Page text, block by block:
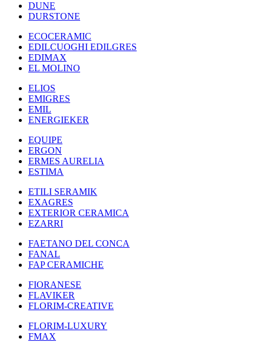
DUNE
DURSTONE
ECOCERAMIC
EDILCUOGHI EDILGRES
EDIMAX
EL MOLINO
ELIOS
EMIGRES
EMIL
ENERGIEKER
EQUIPE
ERGON
ERMES AURELIA
ESTIMA
ETILI SERAMIK
EXAGRES
EXTERIOR CERAMICA
EZARRI
FAETANO DEL CONCA
FANAL
FAP CERAMICHE
FIORANESE
FLAVIKER
FLORIM-CREATIVE
FLORIM-LUXURY
FMAX